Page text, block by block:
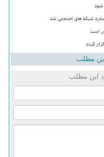
شود
شبکه های اجتماعی شد
است
گردد
این مطلب
این مطلب